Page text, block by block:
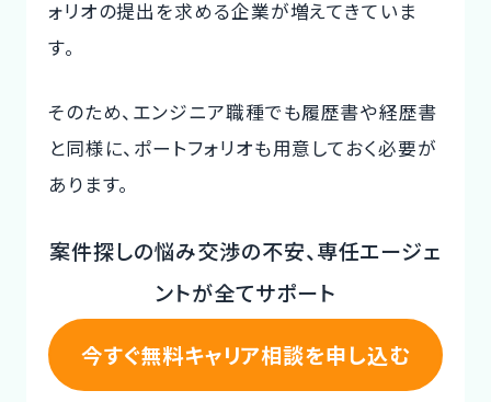
ォリオの提出を求める企業が増えてきていま
す。
そのため、エンジニア職種でも履歴書や経歴書
と同様に、ポートフォリオも用意しておく必要が
あります。
案件探しの悩み交渉の不安、専任エージェ
ントが全てサポート
今すぐ無料キャリア相談を申し込む